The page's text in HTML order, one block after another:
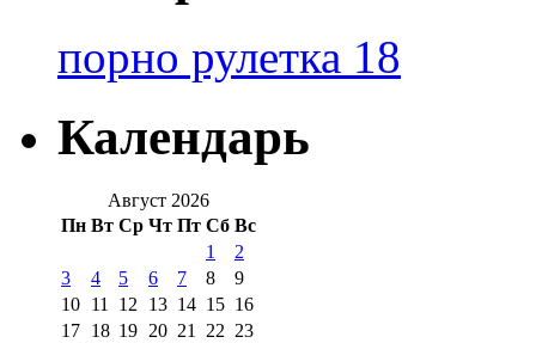
порно рулетка 18
Календарь
Август 2026
Пн Вт Ср Чт Пт Сб Вс
1
2
3
4 5 6 7 8
9
10 11 12 13 14 15 16
17 18 19 20 21 22 23